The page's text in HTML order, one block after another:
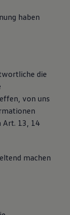
haben
die
von uns
Art. 13, 14
machen